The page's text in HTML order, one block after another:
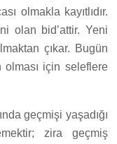
olmakla kayıtlıdır.
olan bid’attir. Yeni
çıkar. Bugün
için seleflere
geçmişi yaşadığı
zira geçmiş